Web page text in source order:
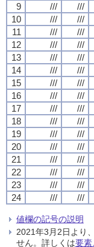
9
/// ///
10
/// ///
11
/// ///
12
/// ///
13
/// ///
14
/// ///
15
/// ///
16
/// ///
17
/// ///
18
/// ///
19
/// ///
20
/// ///
21
/// ///
22
/// ///
23
/// ///
24
/// ///
値欄の記号の説明
2021年3月2日より
せん。詳しくは要素